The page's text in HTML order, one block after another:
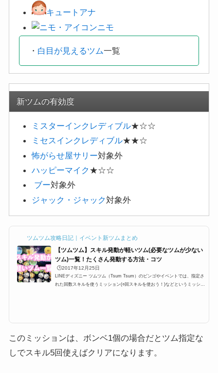
キュートアナ
ニモ
・ 白目が見えるツム一覧
新ツムの有効度
ミスターインクレディブル★☆☆
ミセスインクレディブル★★☆
怖がらせ屋サリー対象外
ハッピーマイク ★☆☆
ブー対象外
ジャック・ジャック対象外
ツムツム攻略日記｜イベント新ツムまとめ
【ツムツム】スキル発動が軽いツム(必要なツムが少ない
ツム)一覧！たくさん発動する方法・コツ
🕒️2017年12月25日
LINEディズニー ツムツム（Tsum Tsum）のビンゴやイベントでは、指定さ
れた回数スキルを使うミッション(○回スキルを使おう！)などというミッショ
「1プレイでスキルを○回使...
このミッションは、ボンベ1個の場合だとツム指定な
しでスキル5回使えばクリアになります。